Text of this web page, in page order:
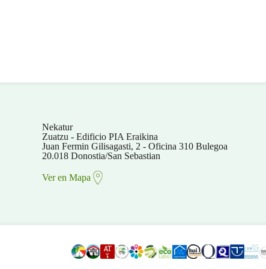
Nekatur
Zuatzu - Edificio PIA Eraikina
Juan Fermin Gilisagasti, 2 - Oficina 310 Bulegoa
20.018 Donostia/San Sebastian
Ver en Mapa